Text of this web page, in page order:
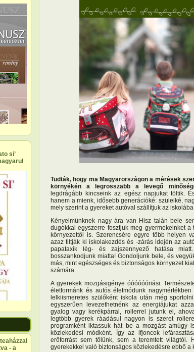
si’
- a
Tudták, hogy ma Magyarországon a mérések
környékén a legrosszabb a levegő
legdrágább kincseink az egész napjukat töltik.
hanem a mienk, idősebb generációké: szüleiké,
mely szerint a gyereket autóval szállítjuk az
Kényelmünknek nagy ára van Hisz talán bele
dugókkal egyszerre fosztjuk meg gyermekeinket
környezettől is. Szerencsére egyre több helyen
azaz tiltják ki iskolakezdés és -zárás idején az
papataxik lég- és zajszennyező hatása
bosszankodjunk miatta! Gondoljunk bele, és
más, mint egészséges és biztonságos környezet
számára.
A gyerekek mozgásigénye óóóóóóriási.
életformánk és autós életmódunk
lelkiismeretes szülőként iskola után még
egyszerűen levezethetnénk az energiájukat
gyalog vagy kerékpárral, rollerrel jutunk el,
legtöbb gyerek ráadásul nagyon is szeret
programként iktassuk hát be a mozgást amúgy
közlekedési módként. Így az ifjoncok
erőforrást sem tőlünk, sem a teremtett világtól.
gyerekekkel való biztonságos közlekedésre ebbő a